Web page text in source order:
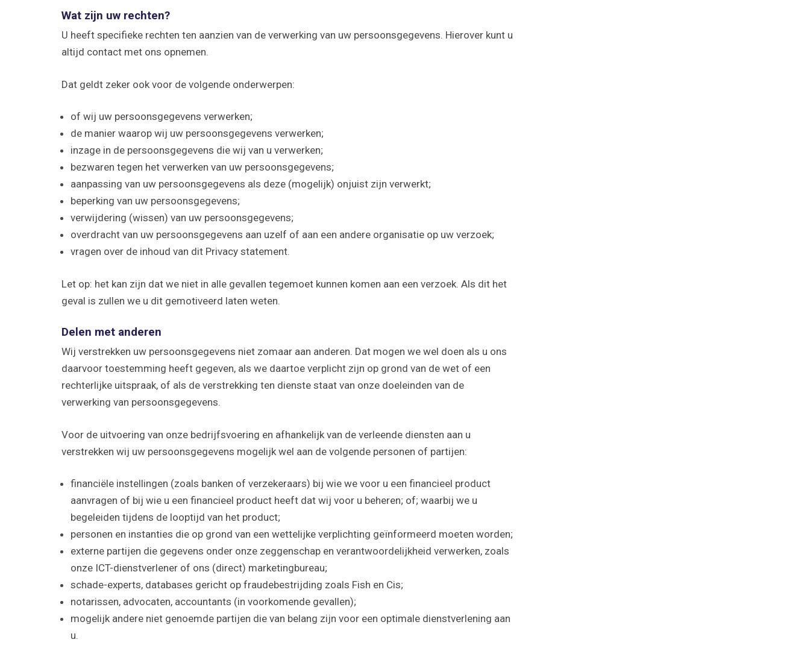
Wat zijn uw rechten?
U heeft specifieke rechten ten aanzien van de verwerking van uw persoonsgegevens. Hierover kunt u
altijd contact met ons opnemen.
Dat geldt zeker ook voor de volgende onderwerpen:
of wij uw persoonsgegevens verwerken;
de manier waarop wij uw persoonsgegevens verwerken;
inzage in de persoonsgegevens die wij van u verwerken;
bezwaren tegen het verwerken van uw persoonsgegevens;
aanpassing van uw persoonsgegevens als deze (mogelijk) onjuist zijn verwerkt;
beperking van uw persoonsgegevens;
verwijdering (wissen) van uw persoonsgegevens;
overdracht van uw persoonsgegevens aan uzelf of aan een andere organisatie op uw verzoek;
vragen over de inhoud van dit Privacy statement.
Let op: het kan zijn dat we niet in alle gevallen tegemoet kunnen komen aan een verzoek. Als dit het
geval is zullen we u dit gemotiveerd laten weten.
Delen met anderen
Wij verstrekken uw persoonsgegevens niet zomaar aan anderen. Dat mogen we wel doen als u ons
daarvoor toestemming heeft gegeven, als we daartoe verplicht zijn op grond van de wet of een
rechterlijke uitspraak, of als de verstrekking ten dienste staat van onze doeleinden van de
verwerking van persoonsgegevens.
Voor de uitvoering van onze bedrijfsvoering en afhankelijk van de verleende diensten aan u
verstrekken wij uw persoonsgegevens mogelijk wel aan de volgende personen of partijen:
financiële instellingen (zoals banken of verzekeraars) bij wie we voor u een financieel product
aanvragen of bij wie u een financieel product heeft dat wij voor u beheren; of; waarbij we u
begeleiden tijdens de looptijd van het product;
personen en instanties die op grond van een wettelijke verplichting geïnformeerd moeten worden;
externe partijen die gegevens onder onze zeggenschap en verantwoordelijkheid verwerken, zoals
onze ICT-­dienstverlener of ons (direct) marketingbureau;
schade-experts, databases gericht op fraudebestrijding zoals Fish en Cis;
notarissen, advocaten, accountants (in voorkomende gevallen);
mogelijk andere niet genoemde partijen die van belang zijn voor een optimale dienstverlening aan
u.